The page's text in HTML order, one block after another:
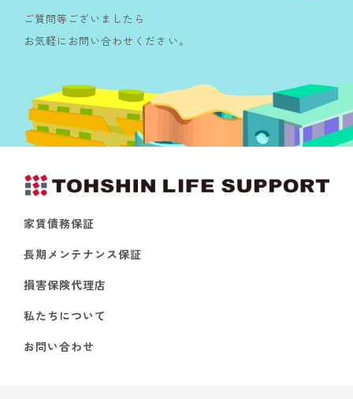
ご質問等ございましたら
お気軽にお問い合わせください。
家賃債務保証
長期メンテナンス保証
損害保険代理店
私たちについて
お問い合わせ